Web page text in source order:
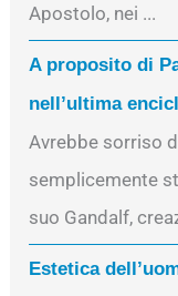
Apostolo, nei ...
A proposito di
nell’ultima
Avrebbe sorriso
semplicemente
suo Gandalf,
Estetica